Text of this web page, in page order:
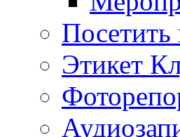
Посетить
Этикет